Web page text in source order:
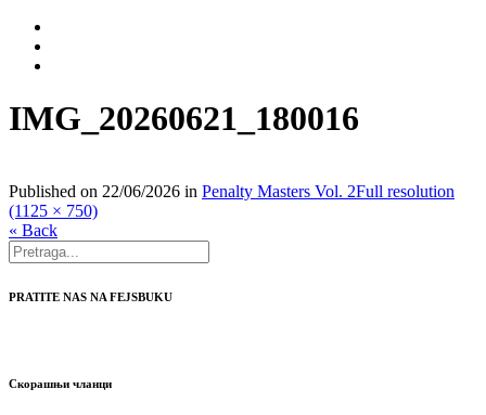
IMG_20260621_180016
Published on 22/06/2026 in Penalty Masters Vol. 2Full resolution
(1125 × 750)
« Back
PRATITE NAS NA FEJSBUKU
Скорашњи чланци